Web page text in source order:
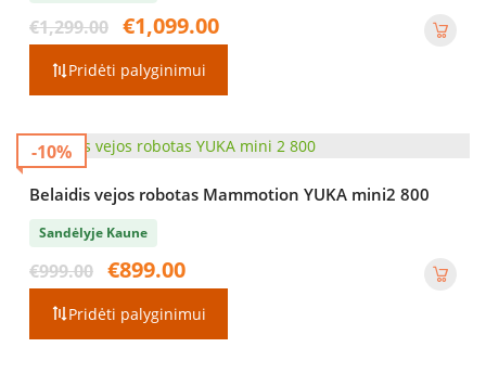
€1,299.00
Original
price
was:
€1,299.00.
€1,099.00
Pridėti palyginimui
-10%
Belaidis vejos robotas Mammotion YUKA mini2 800
Sandėlyje Kaune
€999.00
Original
price
was:
€999.00.
€899.00
€899.00.
Pridėti palyginimui